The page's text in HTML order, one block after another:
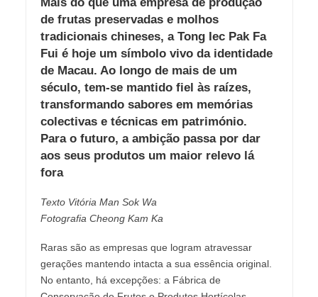
de frutas preservadas e molhos
tradicionais chineses, a Tong Iec Pak Fa
Fui é hoje um símbolo vivo da identidade
de Macau. Ao longo de mais de um
século, tem-se mantido fiel às raízes,
transformando sabores em memórias
colectivas e técnicas em património.
Para o futuro, a ambição passa por dar
aos seus produtos um maior relevo lá
fora
Texto Vitória Man Sok Wa
Fotografia Cheong Kam Ka
Raras são as empresas que logram atravessar
gerações mantendo intacta a sua essência original.
No entanto, há excepções: a Fábrica de